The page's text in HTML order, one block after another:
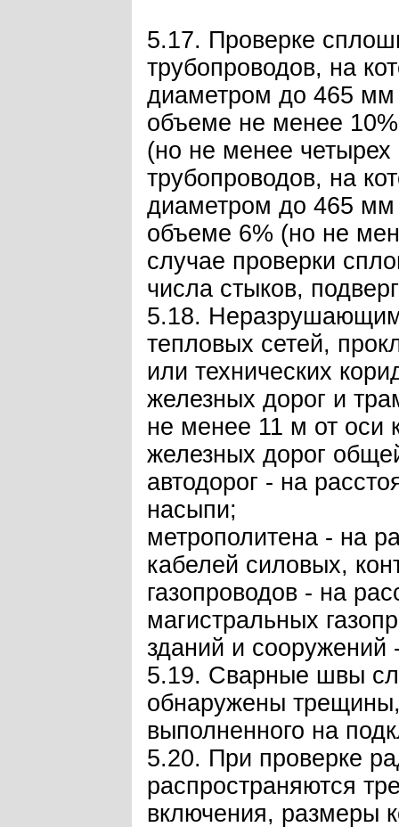
5.17. Проверке
трубопроводов, на
диаметром до 465
объеме не менее
(но не менее
трубопроводов, на
диаметром до 465
объеме 6% (но не
случае проверки
числа стыков,
5.18. Неразрушающим
тепловых сетей,
или технических
железных дорог и
не менее 11 м от оси
железных дорог
автодорог - на
насыпи;
метрополитена - на
кабелей силовых,
газопроводов - на
магистральных
зданий и
5.19. Сварные швы
обнаружены
выполненного на
5.20. При проверке
распространяются
включения, размеры